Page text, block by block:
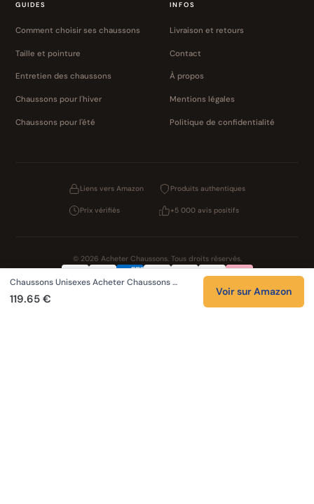
GUIDES
Comment choisir ses chaussons
Taille et pointure
Entretien des chaussons
Chaussons pour l'hiver
Chaussons pour l'été
INFOS
Livraison et retours
Contact
À propos
Mentions légales
Politique de confidentialité
Liens vers Amazon Produits authentiques
Prix vérifiés +5 000 avis positifs
© 2026 Acheter Chaussons. Tous droits réservés.
ConfidentialitéCGVCookiesMentions légales
Chaussons Unisexes Acheter Chaussons …
119.65 €
Voir sur Amazon